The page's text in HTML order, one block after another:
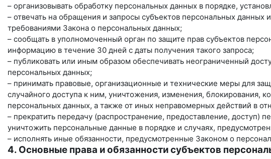
– организовывать обработку персональных данных в порядке,
– отвечать на обращения и запросы субъектов персональных данных
требованиями Закона о персональных данных;
– сообщать в уполномоченный орган по защите прав субъектов
информацию в течение 30 дней с даты получения такого запроса;
– публиковать или иным образом обеспечивать неограниченный
персональных данных;
– принимать правовые, организационные и технические меры для
случайного доступа к ним, уничтожения, изменения, блокирования,
персональных данных, а также от иных неправомерных действий в
– прекратить передачу (распространение, предоставление, доступ)
уничтожить персональные данные в порядке и случаях,
– исполнять иные обязанности, предусмотренные Законом о
4. Основные права и обязанности субъектов